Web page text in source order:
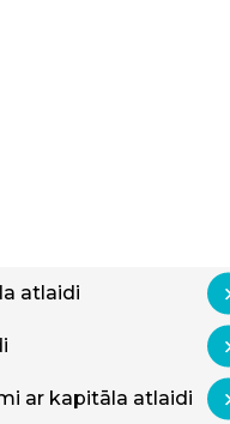
atlaidi
ar kapitāla atlaidi